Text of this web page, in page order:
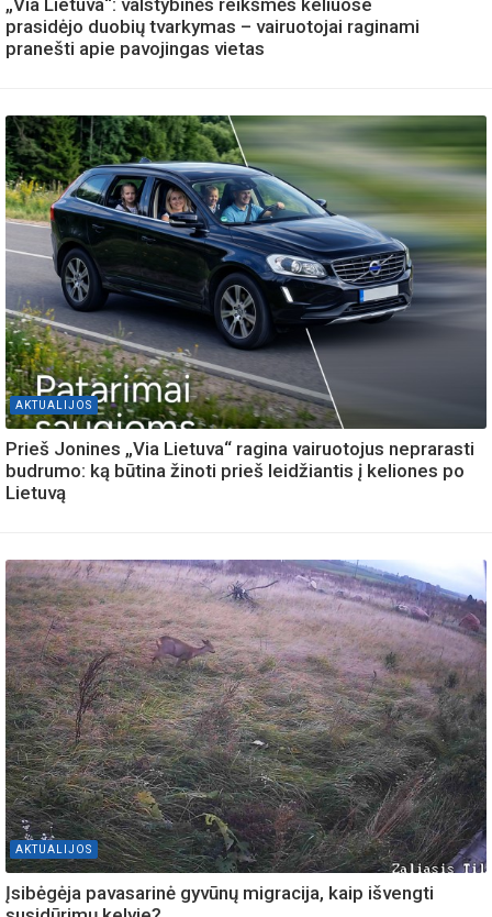
„Via Lietuva“: valstybinės reikšmės keliuose
prasidėjo duobių tvarkymas – vairuotojai raginami
pranešti apie pavojingas vietas
AKTUALIJOS
Prieš Jonines „Via Lietuva“ ragina vairuotojus neprarasti
budrumo: ką būtina žinoti prieš leidžiantis į keliones po
Lietuvą
AKTUALIJOS
Įsibėgėja pavasarinė gyvūnų migracija, kaip išvengti